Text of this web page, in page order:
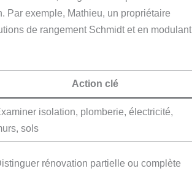
Par exemple, Mathieu, un propriétaire
de rangement Schmidt et en modulant
Action clé
isolation, plomberie, électricité,
sols
rénovation partielle ou complète